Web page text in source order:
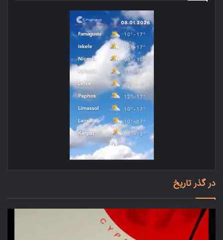
در گذر تاریخ